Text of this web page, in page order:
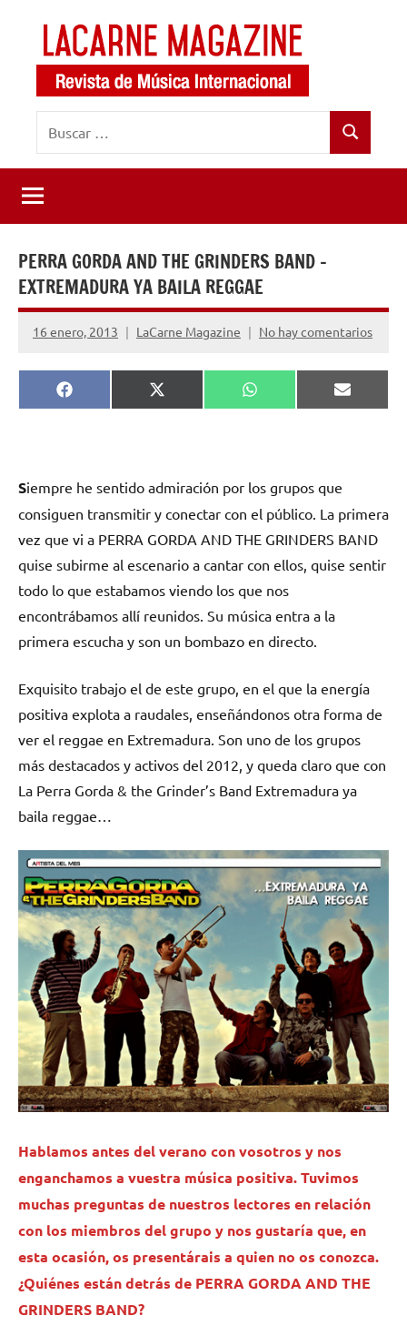
contenido
LaCarne
Magazine
de
música
internacional
Buscar
PERRA GORDA AND THE GRINDERS BAND –
EXTREMADURA YA BAILA REGGAE
16 enero, 2013 LaCarne Magazine No hay comentarios
Compartir
en
Facebook
Compartir
en
X
(Twitter)
Compartir
en
WhatsApp
en
Email
Siempre he sentido admiración por los grupos que
consiguen transmitir y conectar con el público. La primera
vez que vi a PERRA GORDA AND THE GRINDERS BAND
quise subirme al escenario a cantar con ellos, quise sentir
todo lo que estabamos viendo los que nos
encontrábamos allí reunidos. Su música entra a la
primera escucha y son un bombazo en directo.
Exquisito trabajo el de este grupo, en el que la energía
positiva explota a raudales, enseñándonos otra forma de
ver el reggae en Extremadura. Son uno de los grupos
más destacados y activos del 2012, y queda claro que con
La Perra Gorda & the Grinder’s Band Extremadura ya
baila reggae…
Hablamos antes del verano con vosotros y nos
enganchamos a vuestra música positiva. Tuvimos
muchas preguntas de nuestros lectores en relación
con los miembros del grupo y nos gustaría que, en
esta ocasión, os presentárais a quien no os conozca.
¿Quiénes están detrás de PERRA GORDA AND THE
GRINDERS BAND?